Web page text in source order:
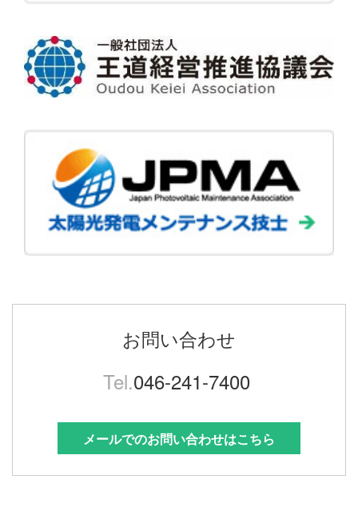
お問い合わせ
Tel.046-241-7400
メールでのお問い合わせはこちら